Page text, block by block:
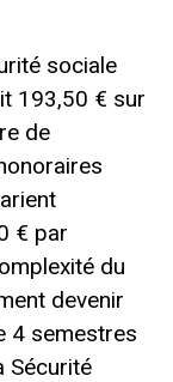
sociale
193,50 € sur
de
€ par
du
devenir
4 semestres
Sécurité